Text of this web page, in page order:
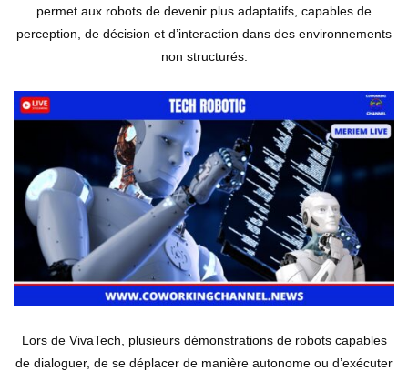
permet aux robots de devenir plus adaptatifs, capables de
perception, de décision et d’interaction dans des environnements
non structurés.
Lors de VivaTech, plusieurs démonstrations de robots capables
de dialoguer, de se déplacer de manière autonome ou d’exécuter